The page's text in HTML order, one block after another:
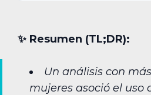
✨︎ Resumen (TL;DR):
Un análisis con
mujeres asoció el uso